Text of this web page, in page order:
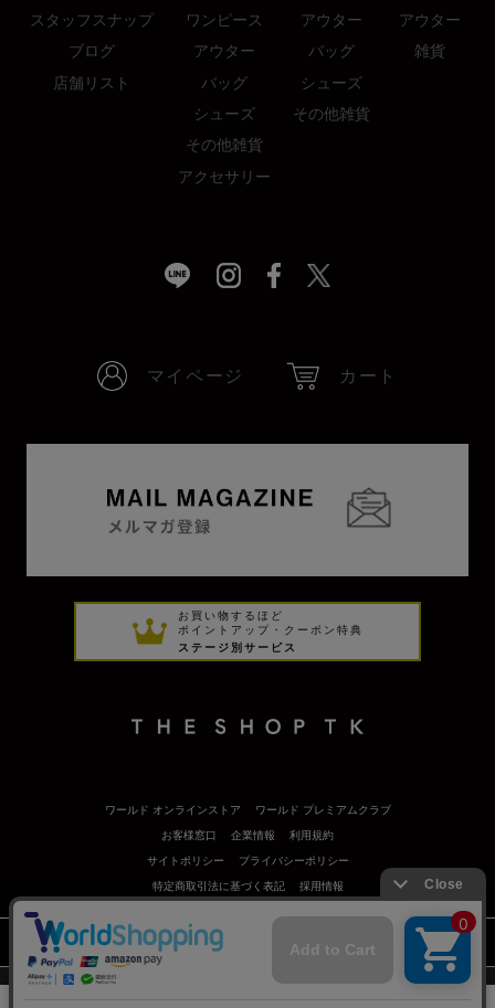
スタッフスナップ
ブログ
店舗リスト
ワンピース
アウター
バッグ
シューズ
その他雑貨
アクセサリー
アウター
バッグ
シューズ
その他雑貨
アウター
雑貨
マイページ カート
お買い物するほど
ポイントアップ・クーポン特典
ステージ別サービス
ワールド オンラインストア ワールド プレミアムクラブ
お客様窓口 企業情報 利用規約
サイトポリシー プライバシーポリシー
特定商取引法に基づく表記 採用情報
Copyrights©WORLD CO.,LTD. All rights reserved.
スマートフォン ｜PC